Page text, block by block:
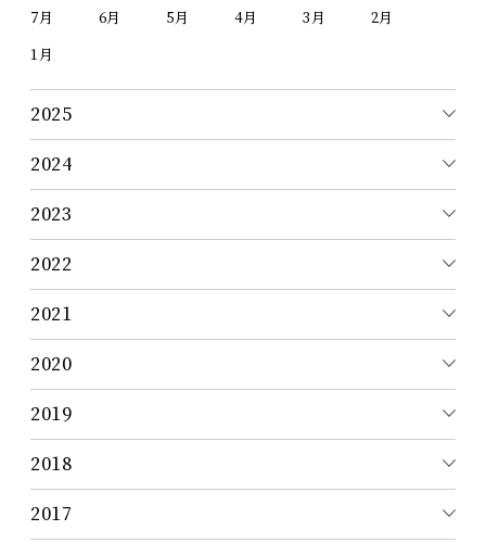
7月 6月 5月 4月 3月
2月
1月
2025
2024
2023
2022
2021
2020
2019
2018
2017